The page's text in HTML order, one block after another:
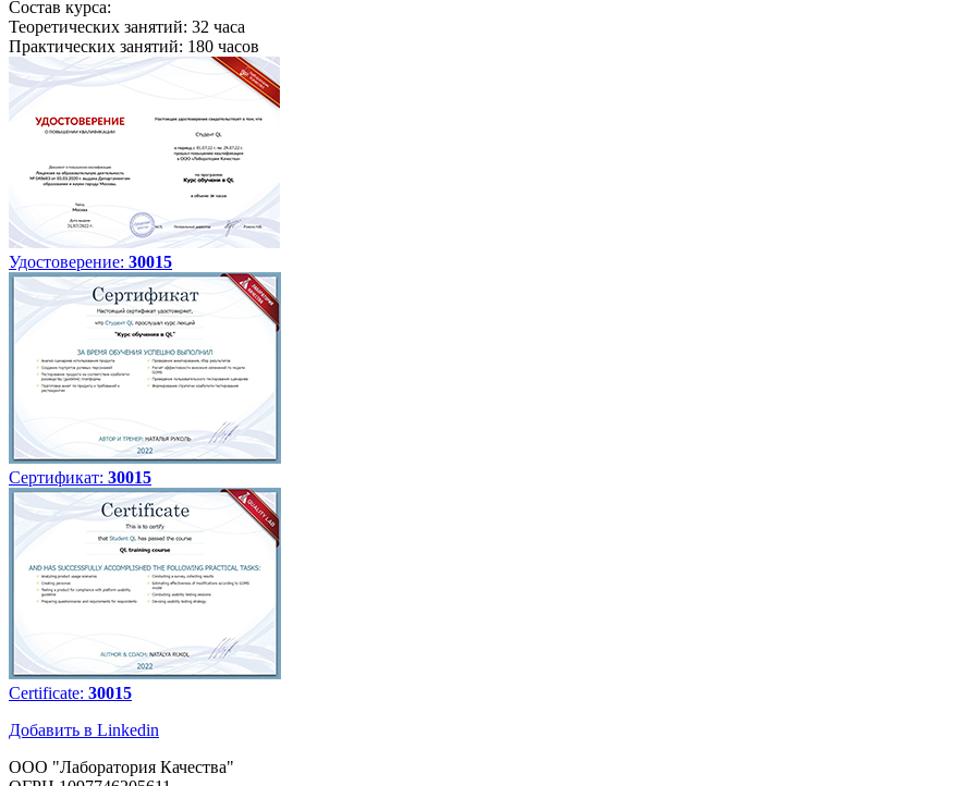
Состав курса:
Теоретических занятий: 32 часа
Практических занятий: 180 часов
Удостоверение: 30015
Сертификат: 30015
Certificate: 30015
Добавить в Linkedin
ООО "Лаборатория Качества"